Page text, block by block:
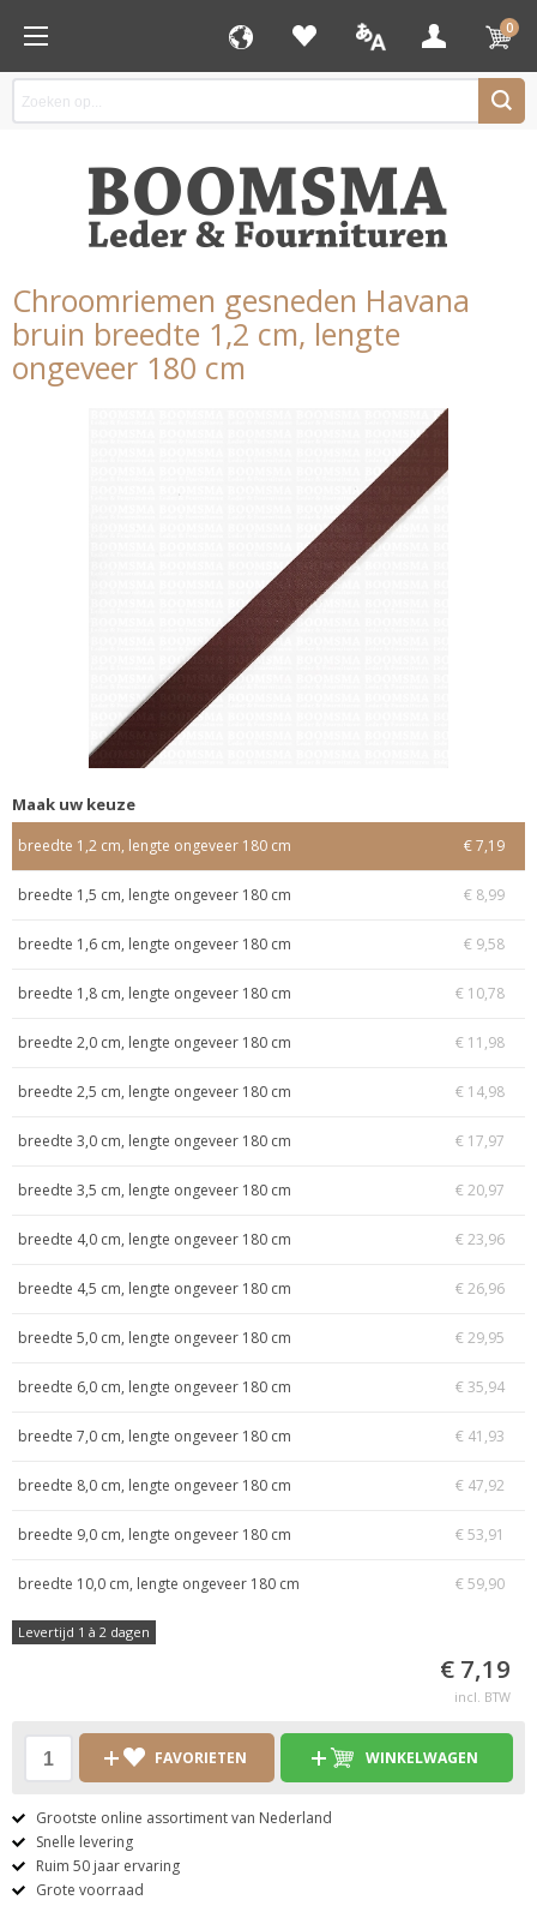
0
Chroomriemen gesneden Havana
bruin breedte 1,2 cm, lengte
ongeveer 180 cm
Maak uw keuze
breedte 1,2 cm, lengte ongeveer 180 cm € 7,19
breedte 1,5 cm, lengte ongeveer 180 cm € 8,99
breedte 1,6 cm, lengte ongeveer 180 cm € 9,58
breedte 1,8 cm, lengte ongeveer 180 cm € 10,78
breedte 2,0 cm, lengte ongeveer 180 cm € 11,98
breedte 2,5 cm, lengte ongeveer 180 cm € 14,98
breedte 3,0 cm, lengte ongeveer 180 cm € 17,97
breedte 3,5 cm, lengte ongeveer 180 cm € 20,97
breedte 4,0 cm, lengte ongeveer 180 cm € 23,96
breedte 4,5 cm, lengte ongeveer 180 cm € 26,96
breedte 5,0 cm, lengte ongeveer 180 cm € 29,95
breedte 6,0 cm, lengte ongeveer 180 cm € 35,94
breedte 7,0 cm, lengte ongeveer 180 cm € 41,93
breedte 8,0 cm, lengte ongeveer 180 cm € 47,92
breedte 9,0 cm, lengte ongeveer 180 cm € 53,91
breedte 10,0 cm, lengte ongeveer 180 cm € 59,90
Levertijd 1 à 2 dagen
€ 7,19
incl. BTW
FAVORIETEN WINKELWAGEN
Grootste online assortiment van Nederland
Snelle levering
Ruim 50 jaar ervaring
Grote voorraad